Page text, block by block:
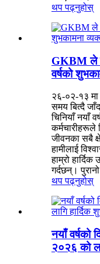
थप पढ्नुहोस्
GKBM ले
वर्षको
२६-०२-१३ मा
समय बित्दै
चिनियाँ नयाँ
कर्मचारीहरूले
जीवनका सबै
हामीलाई
हाम्रो
गर्दछन्।
थप पढ्नुहोस्
नयाँ
२०२६ को